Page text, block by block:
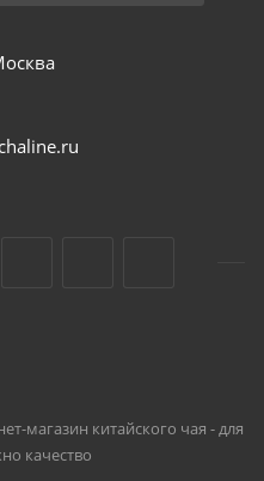
магазин китайского чая - для
качество